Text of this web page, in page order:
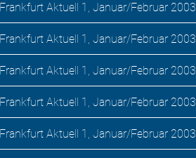
Frankfurt Aktuell 1, Januar/Februar 2003
Frankfurt Aktuell 1, Januar/Februar 2003
Frankfurt Aktuell 1, Januar/Februar 2003
Frankfurt Aktuell 1, Januar/Februar 2003
Frankfurt Aktuell 1, Januar/Februar 2003